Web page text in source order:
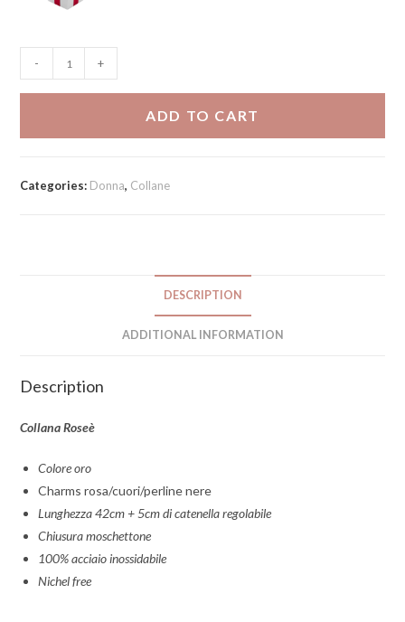
-
Collana
Roseè
+
ADD TO CART
Categories: Donna, Collane
DESCRIPTION
ADDITIONAL INFORMATION
Description
Collana Roseè
Colore oro
Charms rosa/cuori/perline nere
Lunghezza 42cm + 5cm di catenella regolabile
Chiusura moschettone
100% acciaio inossidabile
Nichel free